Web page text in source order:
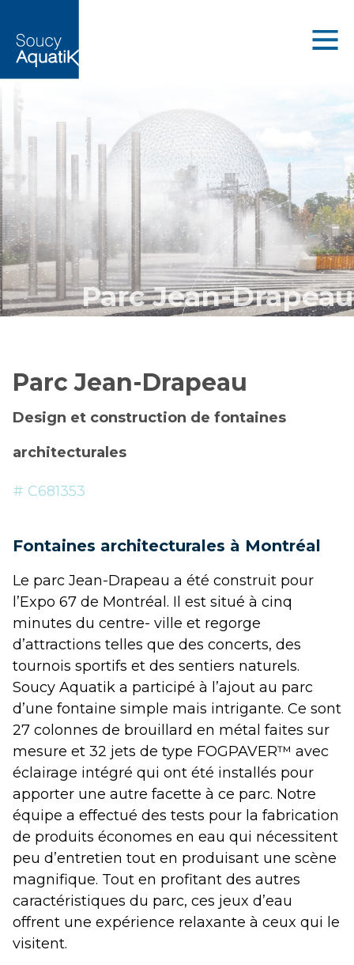
Parc Jean-Drapeau
Parc Jean-Drapeau
Design et construction de fontaines
architecturales
# C681353
Fontaines architecturales à Montréal
Le parc Jean-Drapeau a été construit pour
l’Expo 67 de Montréal. Il est situé à cinq
minutes du centre- ville et regorge
d’attractions telles que des concerts, des
tournois sportifs et des sentiers naturels.
Soucy Aquatik a participé à l’ajout au parc
d’une fontaine simple mais intrigante. Ce sont
27 colonnes de brouillard en métal faites sur
mesure et 32 jets de type FOGPAVER™ avec
éclairage intégré qui ont été installés pour
apporter une autre facette à ce parc. Notre
équipe a effectué des tests pour la fabrication
de produits économes en eau qui nécessitent
peu d’entretien tout en produisant une scène
magnifique. Tout en profitant des autres
caractéristiques du parc, ces jeux d’eau
offrent une expérience relaxante à ceux qui le
visitent.